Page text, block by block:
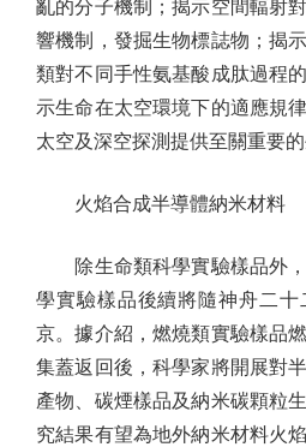
亂的分子機制；揭示空間輻射
響機制，發掘生物標誌物；揭
類對不同手性氨基酸成肽過程
示生命在太空環境下的適應規
太空及深空探測提供至關重要
火焰合成半導體納米材料
除生命類科學實驗樣品外，
學實驗樣品後續將隨神舟二
京。據介紹，燃燒類實驗樣品
集蓋返回後，科學家將開展對
產物、碳煙樣品及納米碳顆粒
究結果有望為地外納米材料火